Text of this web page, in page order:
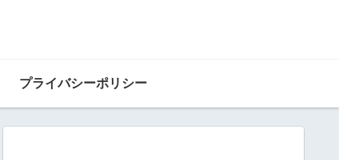
プライバシーポリシー